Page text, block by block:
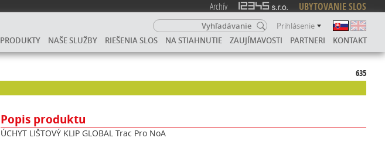
Archív UBYTOVANIE SLOS
Prihlásenie
PRODUKTY
NAŠE SLUŽBY RIEŠENIA SLOS NA STIAHNUTIE ZAUJÍMAVOSTI PARTNERI KONTAKT
635
Popis produktu
ÚCHYT LIŠTOVÝ KLIP GLOBAL Trac Pro NoA